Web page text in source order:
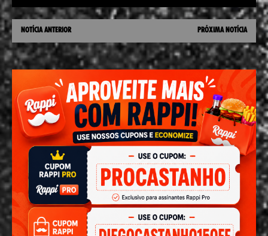
NOTÍCIA ANTERIOR PRÓXIMA NOTÍCIA